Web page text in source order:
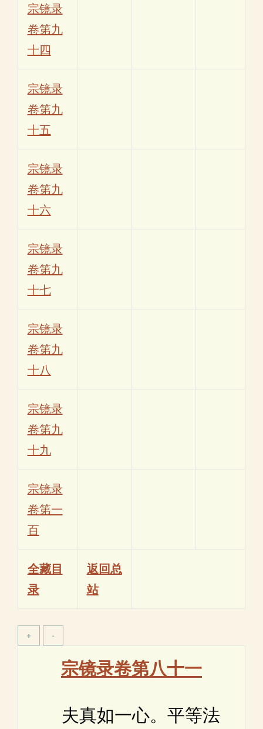
宗镜录
卷第九
十四
宗镜录
卷第九
十五
宗镜录
卷第九
十六
宗镜录
卷第九
十七
宗镜录
卷第九
十八
宗镜录
卷第九
十九
宗镜录
卷第一
百
全藏目
录
返回总
站
宗镜录卷第八十一
夫真如一心。平等法